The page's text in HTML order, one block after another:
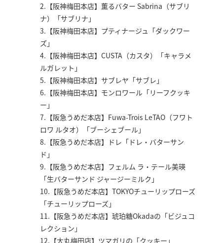
2.【阪神梅田本店】薫るバター Sabrina（サブリ
ナ）「サブリナ」
3.【阪神梅田本店】プティナージュ「ダックワー
ズ」
4.【阪神梅田本店】CUSTA（カスタ）「キャラメ
ルガレット」
5.【阪神梅田本店】サブレヤ「サブレ」
6.【阪神梅田本店】モンロワール「リーフクッキ
ー」
7.【阪急うめだ本店】Fuwa-Trois LeTAO（フワト
ロワ ルタオ）「ブーシェブール」
8.【阪急うめだ本店】ドレ「ドレ・バターサン
ド」
9.【阪急うめだ本店】フェルム ラ・テール美瑛
「生バターサンド ジャージーミルク」
10.【阪急うめだ本店】TOKYOチューリップローズ
「チューリップローズ」
11.【阪急うめだ本店】琥珀糖Okadaの「ビジュコ
レクション」
12.【大丸梅田店】ツマガリの「クッキー」